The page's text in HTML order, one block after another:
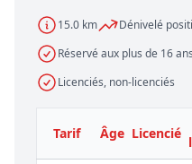
15.0 km
Dénivelé
Réservé aux plus de 16 ans
Licenciés, non-licenciés
Tarif Âge Licencié